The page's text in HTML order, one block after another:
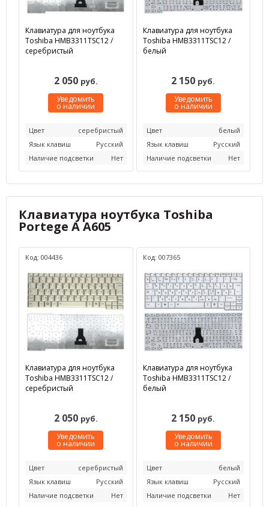
Клавиатура для ноутбука
Toshiba HMB3311TSC12 /
серебристый
2 050 руб.
Уведомить
о наличии
Цвет
серебристый
Язык клавиш
Русский
Наличие подсветки
Нет
Клавиатура для ноутбука
Toshiba HMB3311TSC12 /
белый
2 150 руб.
Уведомить
о наличии
Цвет
белый
Язык клавиш
Русский
Наличие подсветки
Нет
Клавиатура ноутбука Toshiba
Portege A A605
Код: 004436
Клавиатура для ноутбука
Toshiba HMB3311TSC12 /
серебристый
2 050 руб.
Уведомить
о наличии
Цвет
серебристый
Язык клавиш
Русский
Наличие подсветки
Нет
Код: 007365
Клавиатура для ноутбука
Toshiba HMB3311TSC12 /
белый
2 150 руб.
Уведомить
о наличии
Цвет
белый
Язык клавиш
Русский
Наличие подсветки
Нет